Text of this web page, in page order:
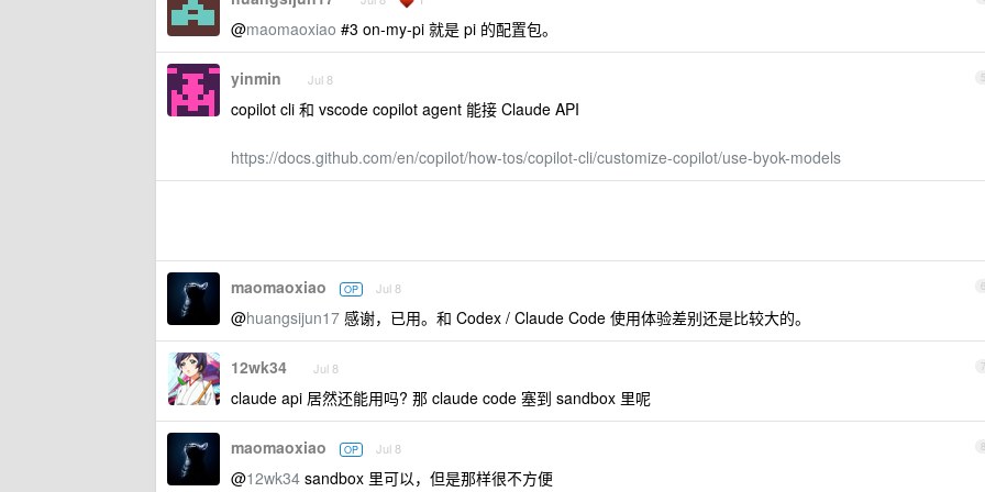
@maomaoxiao #3 on-my-pi 就是 pi 的配置包。
5
yinmin Jul 8
copilot cli 和 vscode copilot agent 能接 Claude API
https://docs.github.com/en/copilot/how-tos/copilot-cli/customize-copilot/use-byok-models
6
maomaoxiao OP Jul 8
@huangsijun17 感谢，已用。和 Codex / Claude Code 使用体验差别还是比较大的。
7
12wk34 Jul 8
claude api 居然还能用吗? 那 claude code 塞到 sandbox 里呢
8
maomaoxiao OP Jul 8
@12wk34 sandbox 里可以，但是那样很不方便